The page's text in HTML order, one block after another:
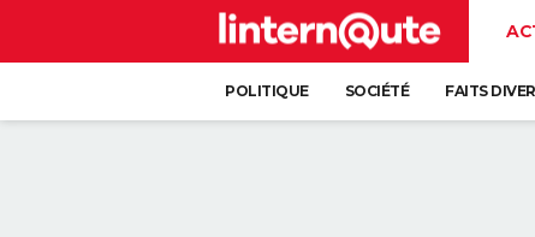
POLITIQUE SOCIÉTÉ FAITS